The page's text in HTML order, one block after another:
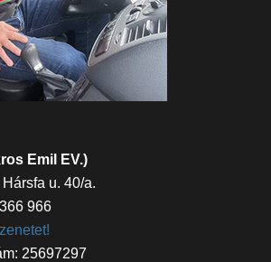
Emil EV.)
u. 40/a.
966
25697297